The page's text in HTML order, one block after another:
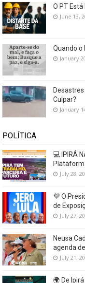
O PT
June 13,
Quando o
January
Culpar?
January
POLÍTICA
💻 IPIRÁ
July 28,
💜 O
de
July 27,
Neusa
agenda
July 21,
🌍 De